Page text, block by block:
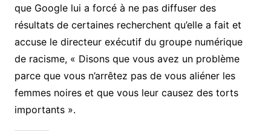
que Google lui a forcé à ne pas diffuser des
résultats de certaines recherchent qu’elle a fait et
accuse le directeur exécutif du groupe numérique
de racisme, « Disons que vous avez un problème
parce que vous n’arrêtez pas de vous aliéner les
femmes noires et que vous leur causez des torts
importants ».